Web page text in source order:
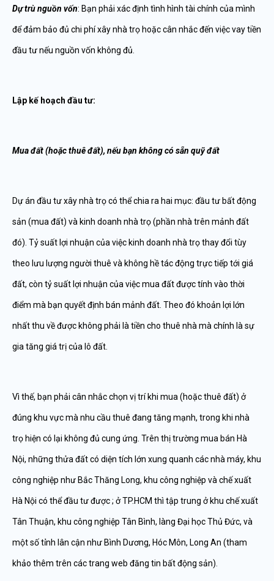
Dự trù nguồn vốn: Bạn phải xác định tình hình tài chính của mình
để đảm bảo đủ chi phí xây nhà trọ hoặc cân nhắc đến việc vay tiền
đầu tư nếu nguồn vốn không đủ.
Lập kế hoạch đầu tư:
Mua đất (hoặc thuê đất), nếu bạn không có sẵn quỹ đất
Dự án đầu tư xây nhà trọ có thể chia ra hai mục: đầu tư bất động
sản (mua đất) và kinh doanh nhà trọ (phần nhà trên mảnh đất
đó). Tỷ suất lợi nhuận của việc kinh doanh nhà trọ thay đổi tùy
theo lưu lượng người thuê và không hề tác động trực tiếp tới giá
đất, còn tỷ suất lợi nhuận của việc mua đất được tính vào thời
điểm mà bạn quyết định bán mảnh đất. Theo đó khoản lợi lớn
nhất thu về được không phải là tiền cho thuê nhà mà chính là sự
gia tăng giá trị của lô đất.
Vì thế, bạn phải cân nhắc chọn vị trí khi mua (hoặc thuê đất) ở
đúng khu vực mà nhu cầu thuê đang tăng mạnh, trong khi nhà
trọ hiện có lại không đủ cung ứng. Trên thị trường mua bán Hà
Nội, những thửa đất có diện tích lớn xung quanh các nhà máy, khu
công nghiệp như Bắc Thăng Long, khu công nghiệp và chế xuất
Hà Nội có thể đầu tư được ; ở TP.HCM thì tập trung ở khu chế xuất
Tân Thuận, khu công nghiệp Tân Bình, làng Đại học Thủ Đức, và
một số tỉnh lân cận như Bình Dương, Hóc Môn, Long An (tham
khảo thêm trên các trang web đăng tin bất động sản).